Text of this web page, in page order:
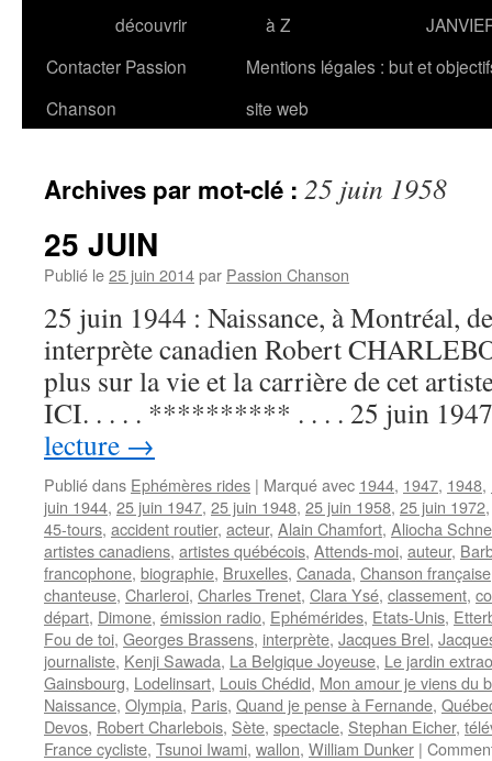
découvrir
à Z
Contacter Passion
Chanson
Mentions légales : but et
site web
Archives par mot-clé : 25 juin 1958
25 JUIN
Publié le25 juin 2014par Passion Chanson
25 juin 1944 : Naissance, à Montréal,
interprète canadien Robert
plus sur la vie et la carrière de cet
ICI. . . . . ********** . . . . 25 juin
lecture →
Publié dans Ephémères rides | Marqué avec 1944, 1947, 1948,
juin 1944, 25 juin 1947, 25 juin 1948, 25 juin 1958, 25 juin 1972
45-tours, accident routier, acteur, Alain Chamfort, Aliocha
artistes canadiens, artistes québécois, Attends-moi, auteur,
francophone, biographie, Bruxelles, Canada, Chanson française
chanteuse, Charleroi, Charles Trenet, Clara Ysé, classement,
départ, Dimone, émission radio, Ephémérides, Etats-Unis,
Fou de toi, Georges Brassens, interprète, Jacques Brel,
journaliste, Kenji Sawada, La Belgique Joyeuse, Le jardin
Gainsbourg, Lodelinsart, Louis Chédid, Mon amour je viens du
Naissance, Olympia, Paris, Quand je pense à Fernande,
Devos, Robert Charlebois, Sète, spectacle, Stephan Eicher,
France cycliste, Tsunoi Iwami, wallon, William Dunker |